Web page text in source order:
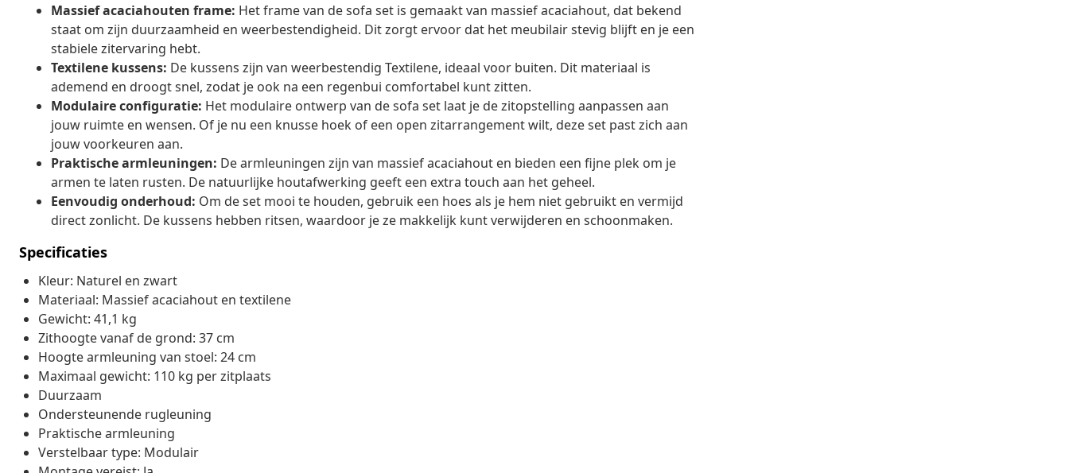
Massief acaciahouten frame: Het frame van de sofa set is gemaakt van massief acaciahout, dat bekend
staat om zijn duurzaamheid en weerbestendigheid. Dit zorgt ervoor dat het meubilair stevig blijft en je een
stabiele zitervaring hebt.
Textilene kussens: De kussens zijn van weerbestendig Textilene, ideaal voor buiten. Dit materiaal is
ademend en droogt snel, zodat je ook na een regenbui comfortabel kunt zitten.
Modulaire configuratie: Het modulaire ontwerp van de sofa set laat je de zitopstelling aanpassen aan
jouw ruimte en wensen. Of je nu een knusse hoek of een open zitarrangement wilt, deze set past zich aan
jouw voorkeuren aan.
Praktische armleuningen: De armleuningen zijn van massief acaciahout en bieden een fijne plek om je
armen te laten rusten. De natuurlijke houtafwerking geeft een extra touch aan het geheel.
Eenvoudig onderhoud: Om de set mooi te houden, gebruik een hoes als je hem niet gebruikt en vermijd
direct zonlicht. De kussens hebben ritsen, waardoor je ze makkelijk kunt verwijderen en schoonmaken.
Specificaties
Kleur: Naturel en zwart
Materiaal: Massief acaciahout en textilene
Gewicht: 41,1 kg
Zithoogte vanaf de grond: 37 cm
Hoogte armleuning van stoel: 24 cm
Maximaal gewicht: 110 kg per zitplaats
Duurzaam
Ondersteunende rugleuning
Praktische armleuning
Verstelbaar type: Modulair